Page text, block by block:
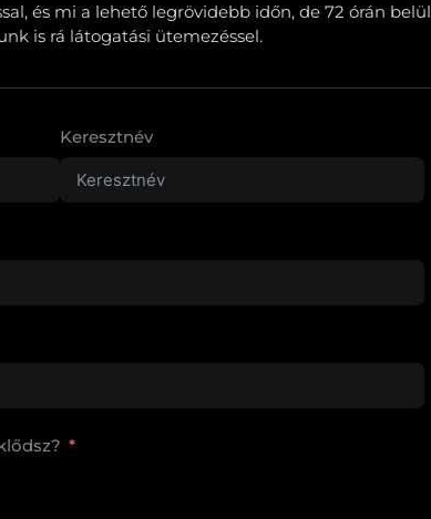
és mi a lehető legrövidebb időn, de 72 órán belül
is rá látogatási ütemezéssel.
Keresztnév